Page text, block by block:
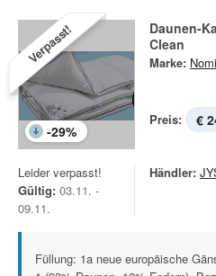
Verpasst!
-29%
Daunen-
Clean
Marke:
Preis: €
Leider verpasst!
Gültig: 03.11. -
09.11.
Händler:
Füllung: 1a neue europäische